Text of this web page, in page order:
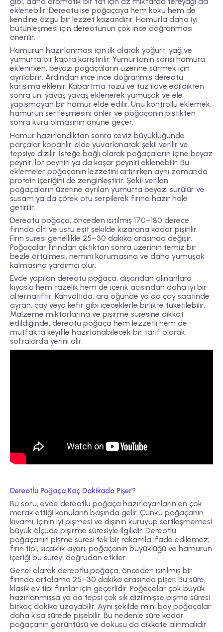
eklenebilir. Dereotu ise poğaçaya hem koku hem de
kendine özgü bir lezzet kazandırır. Hamurla daha iyi
bütünleşmesi için dereotunun çok ince doğranması
önerilir.
Hamurun hazırlanması için ilk olarak yoğurt, yağ ve
yumurta bir kapta karıştırılır. Yumurtanın sarısı hamura
eklenirken, beyazı poğaçaların üzerine sürmek için
ayrılabilir. Ardından ince ince doğranmış dereotu
karışıma eklenir. Kabartma tozu ve tuz ilave edildikten
sonra un, yavaş yavaş eklenerek yumuşak ve ele
yapışmayan bir hamur elde edilir. Unu kontrollü eklemek,
hamurun sertleşmesini önler ve poğaçanın piştikten
sonra kuru olmasının önüne geçer.
Hamur hazırlandıktan sonra ceviz büyüklüğünde
parçalar koparılır, elde yuvarlanarak şekil verilir ve
tepsiye dizilir. İsteğe bağlı olarak poğaçaların içine beyaz
peynir, lor peyniri ya da kaşar peyniri eklenebilir. Bu
eklemeler poğaçanın lezzetini artırırken aynı zamanda
protein içeriğini de zenginleştirir. Şekil verilen
poğaçaların üzerine ayrılan yumurta beyazı sürülür ve
susam ya da çörek otu serpilerek fırına hazır hale
getirilir.
Dereotu poğaça, önceden ısıtılmış 170–180 derece
fırında altı ve üstü eşit şekilde kızarana kadar pişirilir.
Fırın süresi genellikle 25–30 dakika arasında değişir.
Poğaçalar fırından çıktıktan sonra üzerinin temiz bir
bezle örtülmesi, nemini korumasına ve daha yumuşak
kalmasına yardımcı olur.
Evde yapılan dereotu poğaça, dışarıdan alınanlara
kıyasla hem tazelik hem de içerik açısından daha iyi bir
alternatiftir. Kahvaltıda, ara öğünde ya da çay saatinde
ayran, çay veya kefir gibi içeceklerle birlikte tüketilebilir.
Malzeme miktarlarına ve pişirme süresine dikkat
edildiğinde, dereotu poğaça hem lezzetli hem de
mutfakta keyifle hazırlanabilecek bir tarif olarak
sofralarda yerini alır.
Dereotlu Poğaça Kaç Dakikada Pişer?
Bu soru, evde dereotlu poğaça hazırlayanların en çok
merak ettiği konuların başında gelir. Çünkü poğaçanın
kıvamı, içinin iyi pişmesi ve dışının kuruyup sertleşmemesi
büyük ölçüde pişirme süresiyle ilgilidir. Dereotlu
poğaçanın pişme süresi tek bir rakamla ifade edilemez;
fırın tipi, sıcaklık ayarı, poğaçanın büyüklüğü ve hamurun
içeriği bu süreyi doğrudan etkiler.
Genel olarak dereotlu poğaça, önceden ısıtılmış bir
fırında ortalama 25–30 dakika arasında pişer. Bu süre,
klasik ev tipi fırınlar için geçerlidir. Poğaçalar çok büyük
hazırlanmışsa ya da tepsi çok sık dizilmişse pişme süresi
birkaç dakika uzayabilir. Aynı şekilde mini boy poğaçalar
daha kısa sürede pişebilir. Bu nedenle süre kadar
poğaçanın görüntüsü ve dokusu da dikkate alınmalıdır.